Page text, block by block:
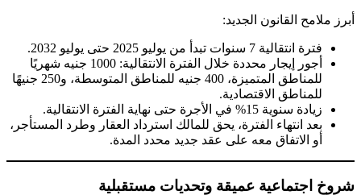
أبرز ملامح القانون الجديد:
فترة انتقالية 7 سنوات تبدأ من يوليو 2025 حتى يوليو 2032.
أجور إيجار محددة خلال الفترة الانتقالية: 1000 جنيه شهريًا
للمناطق المتميزة، 400 جنيه للمناطق المتوسطة، و250 جنيهًا
للمناطق الاقتصادية.
زيادة سنوية 15% في الأجرة حتى نهاية الفترة الانتقالية.
بعد انتهاء الفترة، يحق للمالك استرداد العقار وطرد المستأجر،
أو الاتفاق معه على عقد جديد محدد المدة.
شروخ اجتماعية عميقة وتحديات مستقبلية